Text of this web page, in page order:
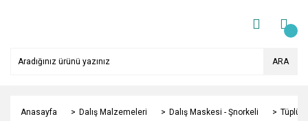
ARA
Anasayfa Dalış Malzemeleri Dalış Maskesi - Şnorkeli Tüplü